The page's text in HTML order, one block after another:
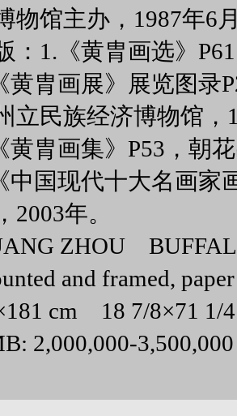
物馆主办，1987年6
：1.《黄胄画选》
黄胄画展》展览图录
立民族经济博物馆，
黄胄画集》P53，朝
中国现代十大名画家
2003年。
ZHOU
and framed,
cm 18 7/8×71
2,000,000-3,500,000